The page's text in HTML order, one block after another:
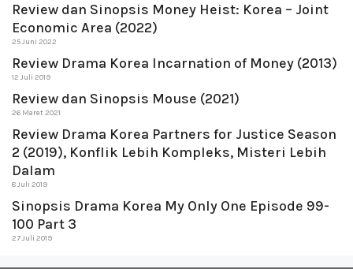
Review dan Sinopsis Money Heist: Korea – Joint
Economic Area (2022)
25 Juni 2022
Review Drama Korea Incarnation of Money (2013)
12 Juli 2019
Review dan Sinopsis Mouse (2021)
26 Maret 2021
Review Drama Korea Partners for Justice Season
2 (2019), Konflik Lebih Kompleks, Misteri Lebih
Dalam
8 Juli 2019
Sinopsis Drama Korea My Only One Episode 99-
100 Part 3
27 Juli 2019